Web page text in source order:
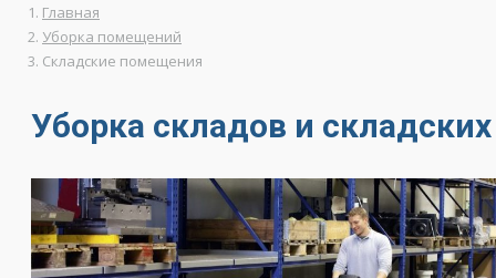
Главная
Уборка помещений
Складские помещения
Уборка складов и